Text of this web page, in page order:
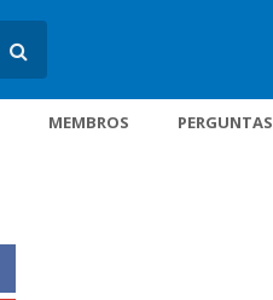
MEMBROS PERGUNTAS